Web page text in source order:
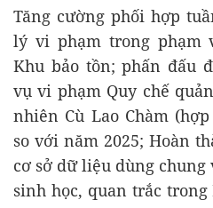
Tăng cường phối hợp
lý vi phạm trong phạm
Khu bảo tồn; phấn đấu
vụ vi phạm Quy chế
nhiên Cù Lao Chàm
so với năm 2025; Hoàn
cơ sở dữ liệu dùng
sinh học, quan trắc